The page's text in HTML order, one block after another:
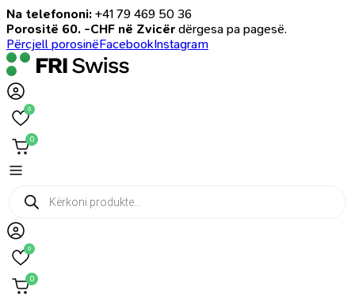
Na telefononi: +41 79 469 50 36
Porositë 60. -CHF në Zvicër dërgesa pa pagesë.
Përcjell porosinëFacebookInstagram
0
0
Products
search
0
0